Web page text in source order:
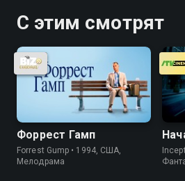
С этим смотрят
Форрест Гамп
Forrest Gump • 1994, США,
Мелодрама